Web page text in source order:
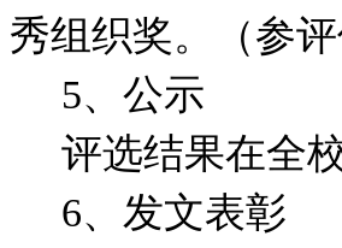
秀组织奖。（参
5、公示
评选结果在全
6、发文表彰